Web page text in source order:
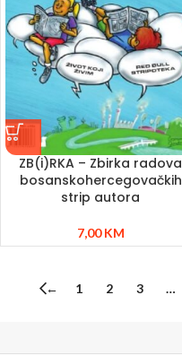
ZB(i)RKA – Zbirka radova
bosanskohercegovačkih
strip autora
7,00KM
← 1 2 3 …